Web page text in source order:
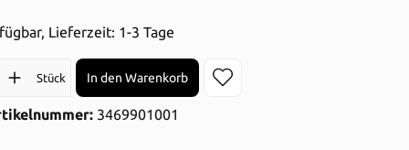
Lieferzeit: 1-3 Tage
Gib den gewünschten Wert ein oder benutze die
Stück In den Warenkorb
3469901001